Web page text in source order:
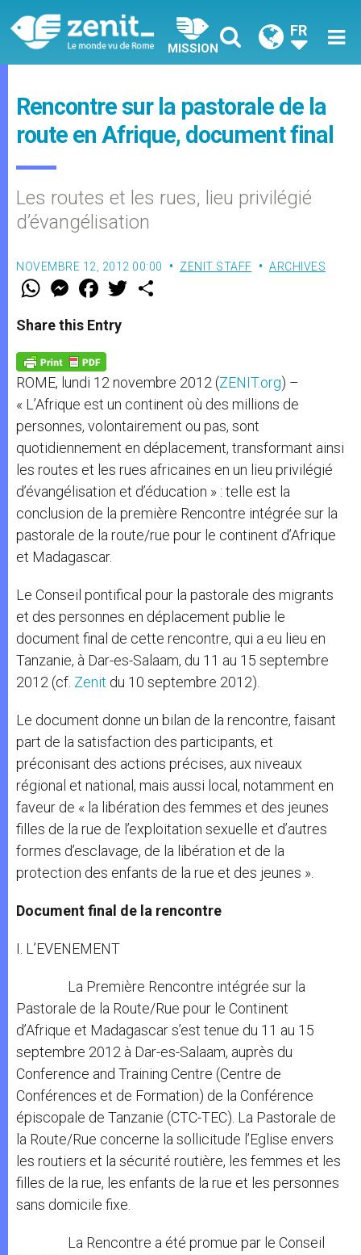
MISSION
FR
Rencontre sur la pastorale de la
route en Afrique, document final
Les routes et les rues, lieu privilégié
d’évangélisation
NOVEMBRE 12, 2012 00:00 ZENIT STAFF ARCHIVES
W
t
s
p
p
M
e
s
e
g
e
r
F
a
e
b
o
k
w
Share this Entry
ROME, lundi 12 novembre 2012 (ZENIT.org) –
« L’Afrique est un continent où des millions de
personnes, volontairement ou pas, sont
quotidiennement en déplacement, transformant ainsi
les routes et les rues africaines en un lieu privilégié
d’évangélisation et d’éducation » : telle est la
conclusion de la première Rencontre intégrée sur la
pastorale de la route/rue pour le continent d’Afrique
et Madagascar.
Le Conseil pontifical pour la pastorale des migrants
et des personnes en déplacement publie le
document final de cette rencontre, qui a eu lieu en
Tanzanie, à Dar-es-Salaam, du 11 au 15 septembre
2012 (cf. Zenit du 10 septembre 2012).
Le document donne un bilan de la rencontre, faisant
part de la satisfaction des participants, et
préconisant des actions précises, aux niveaux
régional et national, mais aussi local, notamment en
faveur de « la libération des femmes et des jeunes
filles de la rue de l’exploitation sexuelle et d’autres
formes d’esclavage, de la libération et de la
protection des enfants de la rue et des jeunes ».
Document final de la rencontre
I. L’EVENEMENT
La Première Rencontre intégrée sur la
Pastorale de la Route/Rue pour le Continent
d’Afrique et Madagascar s’est tenue du 11 au 15
septembre 2012 à Dar-es-Salaam, auprès du
Conference and Training Centre (Centre de
Conférences et de Formation) de la Conférence
épiscopale de Tanzanie (CTC-TEC). La Pastorale de
la Route/Rue concerne la sollicitude l’Eglise envers
les routiers et la sécurité routière, les femmes et les
filles de la rue, les enfants de la rue et les personnes
sans domicile fixe.
La Rencontre a été promue par le Conseil